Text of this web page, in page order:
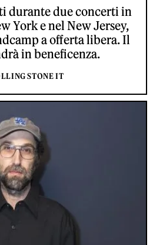
durante due concerti in
York e nel New Jersey,
a offerta libera. Il
in beneficenza.
STONE IT